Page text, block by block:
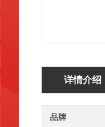
详情介绍
品牌